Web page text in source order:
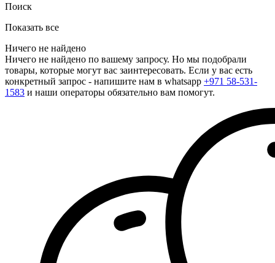
Поиск
Показать все
Ничего не найдено
Ничего не найдено по вашему запросу. Но мы подобрали
товары, которые могут вас заинтересовать. Если у вас есть
конкретный запрос - напишите нам в whatsapp +971 58-531-
1583 и наши операторы обязательно вам помогут.